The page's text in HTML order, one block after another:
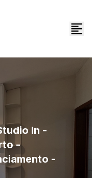
In -
-
-